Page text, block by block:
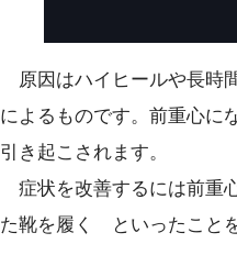
原因はハイヒールや長時
によるものです。前重心に
引き起こされます。
症状を改善するには前重
た靴を履く といったこと